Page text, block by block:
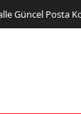
Güncel Posta